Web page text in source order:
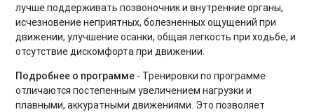
Силовые тренировки. Средний уровень
Силовые тренировки. Продвинутый уровень
Тренировки на мышцы кора
Вечерний релакс
лучше поддерживать позвоночник и внутренние органы,
исчезновение неприятных, болезненных ощущений при
движении, улучшение осанки, общая легкость при ходьбе, и
отсутствие дискомфорта при движении.
Подробнее о программе - Тренировки по программе
отличаются постепенным увеличением нагрузки и
плавными, аккуратными движениями. Это позволяет